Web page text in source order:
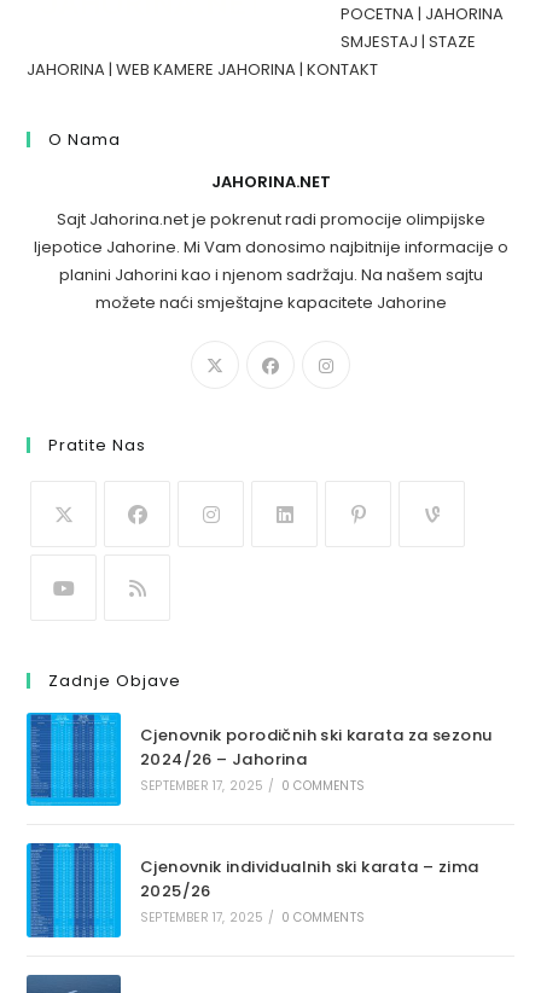
POCETNA| JAHORINA
SMJESTAJ |STAZE
JAHORINA|WEB KAMERE JAHORINA|KONTAKT
O Nama
JAHORINA.NET
Sajt Jahorina.net je pokrenut radi promocije olimpijske
ljepotice Jahorine. Mi Vam donosimo najbitnije informacije o
planini Jahorini kao i njenom sadržaju. Na našem sajtu
možete naći smještajne kapacitete Jahorine
Pratite Nas
Zadnje Objave
Cjenovnik porodičnih ski karata za sezonu
2024/26 – Jahorina
SEPTEMBER 17, 2025 / 0 COMMENTS
Cjenovnik individualnih ski karata – zima
2025/26
SEPTEMBER 17, 2025 / 0 COMMENTS